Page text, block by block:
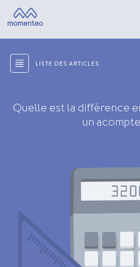
LISTE DES ARTICLES
Quelle est la différence
un